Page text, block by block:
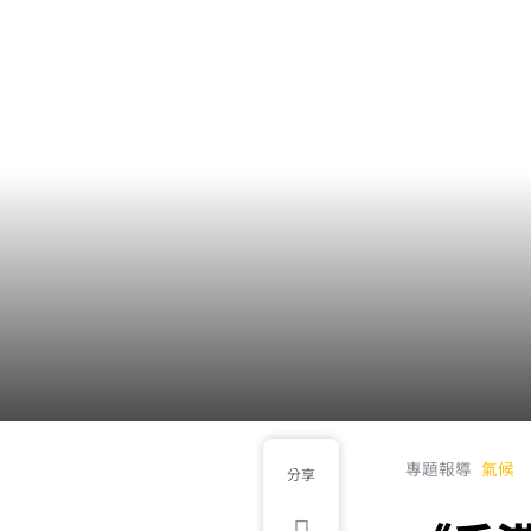
分享 專題報導 氣候